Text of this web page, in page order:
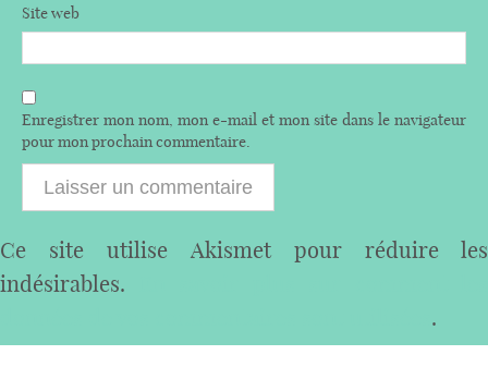
Site web
Enregistrer mon nom, mon e-mail et mon site dans le navigateur
pour mon prochain commentaire.
Ce site utilise Akismet pour réduire les
indésirables.
.